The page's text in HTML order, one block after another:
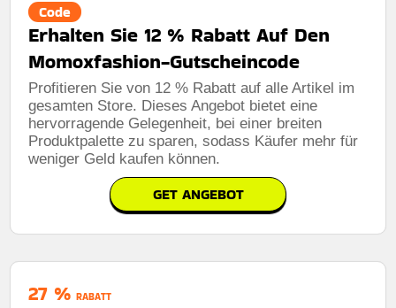
Code
Erhalten Sie 12 % Rabatt Auf Den
Momoxfashion-Gutscheincode
Profitieren Sie von 12 % Rabatt auf alle Artikel im
gesamten Store. Dieses Angebot bietet eine
hervorragende Gelegenheit, bei einer breiten
Produktpalette zu sparen, sodass Käufer mehr für
weniger Geld kaufen können.
GET ANGEBOT
27 % RABATT